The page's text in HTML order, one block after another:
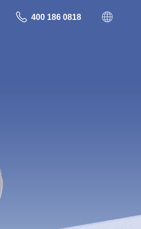
400 186 0818